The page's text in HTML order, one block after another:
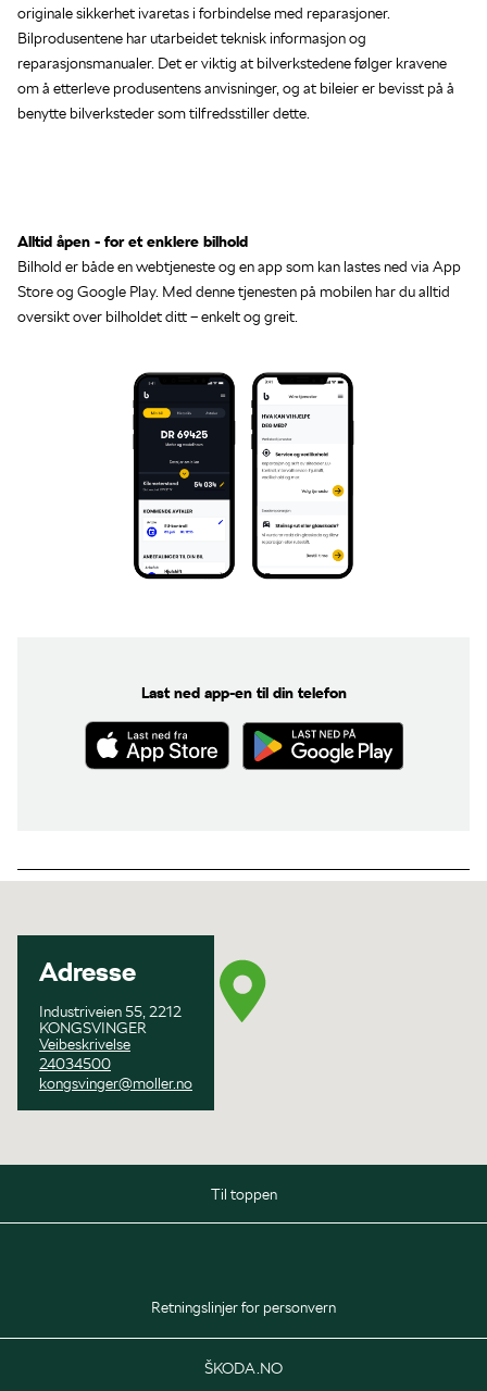
originale sikkerhet ivaretas i forbindelse med reparasjoner.
Bilprodusentene har utarbeidet teknisk informasjon og
reparasjonsmanualer. Det er viktig at bilverkstedene følger kravene
om å etterleve produsentens anvisninger, og at bileier er bevisst på å
benytte bilverksteder som tilfredsstiller dette.
Alltid åpen - for et enklere bilhold
Bilhold er både en webtjeneste og en app som kan lastes ned via App
Store og Google Play. Med denne tjenesten på mobilen har du alltid
oversikt over bilholdet ditt – enkelt og greit.
Last ned app-en til din telefon
Adresse
Industriveien 55, 2212
KONGSVINGER
Veibeskrivelse
24034500
kongsvinger@moller.no
Til toppen
Retningslinjer for personvern
ŠKODA.NO